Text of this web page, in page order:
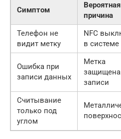
Симптом
Вероятная
причина
Телефон не
видит метку
NFC
в системе
Ошибка при
записи данных
Метка
защищена
записи
Считывание
только под
углом